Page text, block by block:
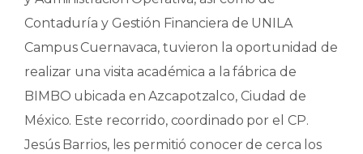
Contaduría y Gestión Financiera de UNILA
Campus Cuernavaca, tuvieron la oportunidad de
realizar una visita académica a la fábrica de
BIMBO ubicada en Azcapotzalco, Ciudad de
México. Este recorrido, coordinado por el CP.
Jesús Barrios, les permitió conocer de cerca los